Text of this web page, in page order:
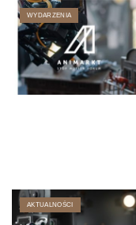
WYDARZENIA
AKTUALNOŚCI